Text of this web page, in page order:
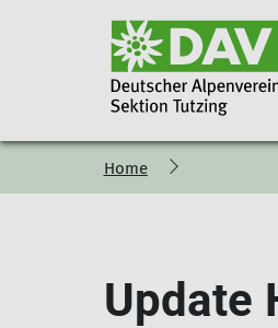
Übersicht
Ortsgruppe
Ortsgruppe
Mitgliedschaft
Digitaler Mitgliedsausweis
Home
Update